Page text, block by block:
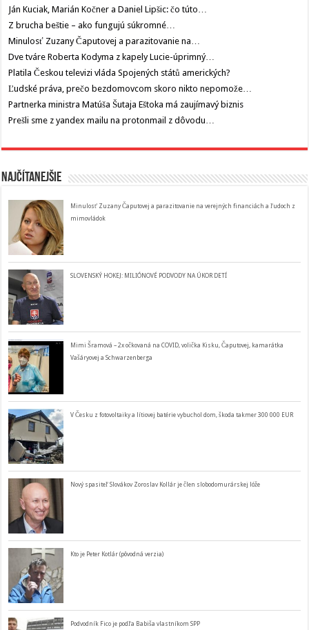
Ján Kuciak, Marián Kočner a Daniel Lipšic: čo túto…
Z brucha beštie – ako fungujú súkromné…
Minulosť Zuzany Čaputovej a parazitovanie na…
Dve tváre Roberta Kodyma z kapely Lucie-úprimný…
Platila Českou televizi vláda Spojených států amerických?
Ľudské práva, prečo bezdomovcom skoro nikto nepomože…
Partnerka ministra Matúša Šutaja Eštoka má zaujímavý biznis
Prešli sme z yandex mailu na protonmail z dôvodu…
Najčítanejšie
Minulosť Zuzany Čaputovej a parazitovanie na verejných financiách a ľudoch z
mimovládok
SLOVENSKÝ HOKEJ: MILIÓNOVÉ PODVODY NA ÚKOR DETÍ
Mimi Šramová – 2x očkovaná na COVID, volička Kisku, Čaputovej, kamarátka
Vašáryovej a Schwarzenberga
V Česku z fotovoltaiky a lítiovej batérie vybuchol dom, škoda takmer 300 000 EUR
Nový spasiteľ Slovákov Zoroslav Kollár je člen slobodomurárskej lóže
Kto je Peter Kotlár (pôvodná verzia)
Podvodník Fico je podľa Babiša vlastníkom SPP